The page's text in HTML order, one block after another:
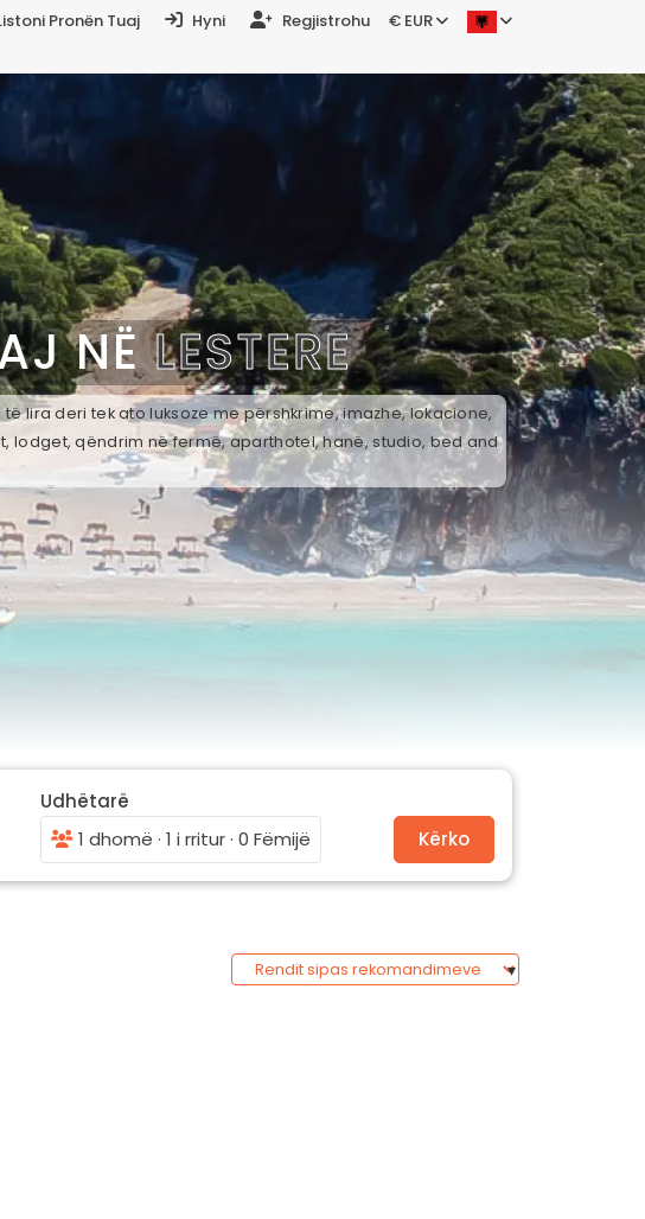
Pronën Tuaj Hyni Regjistrohu € EUR
NËLESTERE
lira deri tek ato luksoze me përshkrime, imazhe, lokacione,
lodget, qëndrim në fermë, aparthotel, hanë, studio, bed and
Udhëtarë
1 dhomë · 1 i rritur · 0 Fëmijë
Kërko